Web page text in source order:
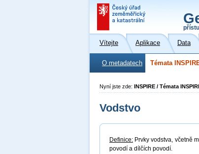
Vítejte Aplikace Data
O metadatech Témata
Nyní jste zde: INSPIRE / Témata
Vodstvo
Definice: Prvky vodstva, včetně
povodí a dílčích povodí.